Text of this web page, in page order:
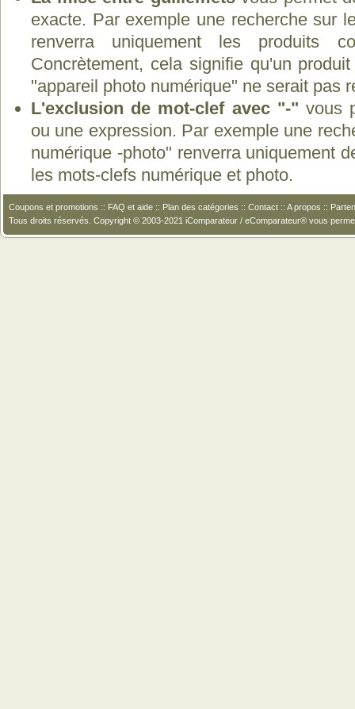
exacte. Par exemple une recherche sur
renverra uniquement les produits
Concrètement, cela signifie qu'un
"appareil photo numérique" ne serait pas
L'exclusion de mot-clef avec "-" vous
ou une expression. Par exemple une
numérique -photo" renverra uniquement
les mots-clefs numérique et photo.
Coupons et promotions :: FAQ et aide :: Plan des catégories :: Contact :: A propos ::
Tous droits réservés. Copyright © 2003-2021 iComparateur / eComparateur® vous